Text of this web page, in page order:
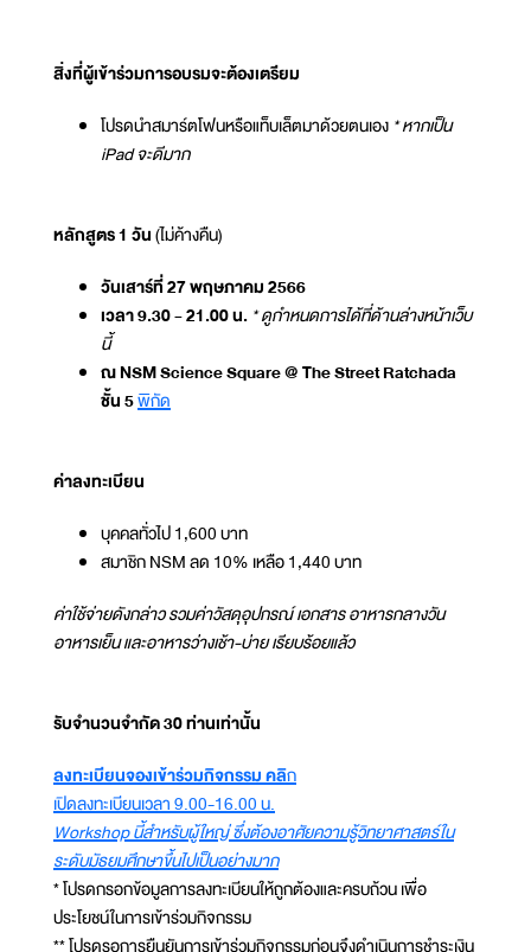
สิ่งที่ผู้เข้าร่วมการอบรมจะต้องเตรียม
โปรดนำสมาร์ตโฟนหรือแท็บเล็ตมาด้วยตนเอง * หากเป็น
iPad จะดีมาก
หลักสูตร 1 วัน(ไม่ค้างคืน)
วันเสาร์ที่ 27 พฤษภาคม 2566
เวลา 9.30 - 21.00 น. * ดูกำหนดการได้ที่ด้านล่างหน้าเว็บ
นี้
ณ NSM Science Square @ The Street Ratchada
ชั้น 5พิกัด
ค่าลงทะเบียน
บุคคลทั่วไป 1,600 บาท
สมาชิก NSM ลด 10% เหลือ 1,440 บาท
ค่าใช้จ่ายดังกล่าว รวมค่าวัสดุอุปกรณ์ เอกสาร อาหารกลางวัน
อาหารเย็น และอาหารว่างเช้า-บ่าย เรียบร้อยแล้ว
รับจำนวนจำกัด 30 ท่านเท่านั้น
ลงทะเบียนจองเข้าร่วมกิจกรรม คลิก
เปิดลงทะเบียนเวลา 9.00-16.00 น.
Workshop นี้สำหรับผู้ใหญ่ ซึ่งต้องอาศัยความรู้วิทยาศาสตร์ใน
ระดับมัธยมศึกษาขึ้นไปเป็นอย่างมาก
* โปรดกรอกข้อมูลการลงทะเบียนให้ถูกต้องและครบถ้วน เพื่อ
ประโยชน์ในการเข้าร่วมกิจกรรม